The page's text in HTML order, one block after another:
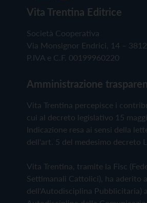
Vita Trentina Editrice
Società Cooperativa
Via Monsignor Endrici, 14 –
P.IVA e C.F. 00199960220
Amministrazione
Vita Trentina percepisce i
cui al decreto legislativo 15
Indicazione resa ai sensi della
dell'art. 5 del medesimo decreto
Vita Trentina, tramite la Fisc
Settimanali Cattolici), ha aderito
dell'Autodisciplina Pubblicitaria)